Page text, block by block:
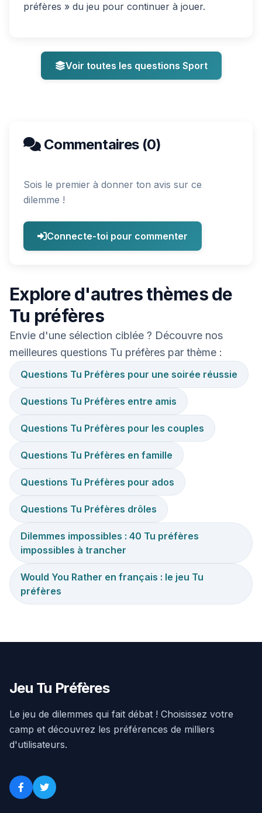
préfères » du jeu pour continuer à jouer.
Voir toutes les questions Sport
Commentaires (0)
Sois le premier à donner ton avis sur ce
dilemme !
Connecte-toi pour commenter
Explore d'autres thèmes de
Tu préfères
Envie d'une sélection ciblée ? Découvre nos
meilleures questions Tu préfères par thème :
Questions Tu Préfères pour une soirée réussie
Questions Tu Préfères entre amis
Questions Tu Préfères pour les couples
Questions Tu Préfères en famille
Questions Tu Préfères pour ados
Questions Tu Préfères drôles
Dilemmes impossibles : 40 Tu préfères
impossibles à trancher
Would You Rather en français : le jeu Tu
préfères
Jeu Tu Préfères
Le jeu de dilemmes qui fait débat ! Choisissez votre
camp et découvrez les préférences de milliers
d'utilisateurs.